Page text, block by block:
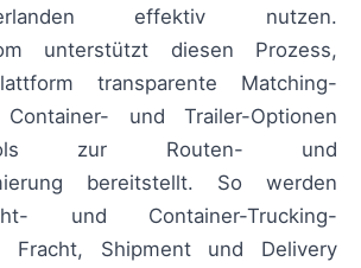
effektiv nutzen.
unterstützt diesen Prozess,
transparente Matching-
Container- und Trailer-Optionen
zur Routen- und
bereitstellt. So werden
und Container-Trucking-
Fracht, Shipment und Delivery